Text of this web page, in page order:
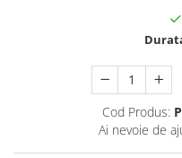
Surubelnite pneumatice
Cod Produs:
Ai nevoie de